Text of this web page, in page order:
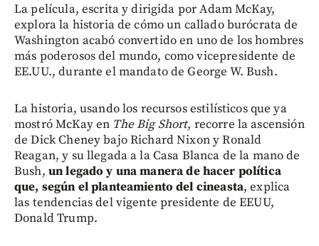
La película, escrita y dirigida por Adam McKay,
explora la historia de cómo un callado burócrata de
Washington acabó convertido en uno de los hombres
más poderosos del mundo, como vicepresidente de
EE.UU., durante el mandato de George W. Bush.
La historia, usando los recursos estilísticos que ya
mostró McKay en The Big Short, recorre la ascensión
de Dick Cheney bajo Richard Nixon y Ronald
Reagan, y su llegada a la Casa Blanca de la mano de
Bush, un legado y una manera de hacer política
que, según el planteamiento del cineasta, explica
las tendencias del vigente presidente de EEUU,
Donald Trump.